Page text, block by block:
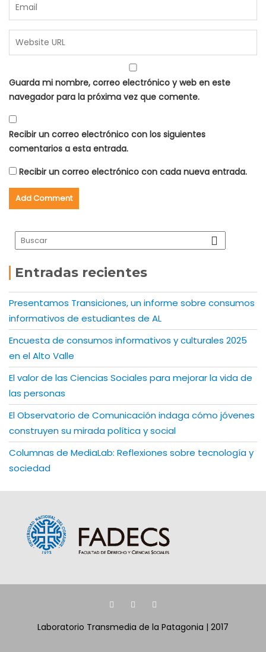
Guarda mi nombre, correo electrónico y web en este
navegador para la próxima vez que comente.
Recibir un correo electrónico con los siguientes
comentarios a esta entrada.
Recibir un correo electrónico con cada nueva entrada.
Entradas recientes
Presentamos Transiciones, un informe sobre consumos
informativos de estudiantes de AL
Encuesta de consumos informativos y culturales 2025
en el Alto Valle
El valor de las Ciencias Sociales para mejorar la vida de
las personas
El Observatorio de Comunicación indaga cómo jóvenes
construyen su mirada política y social
Columnas de MediaLab: Reflexiones sobre tecnología y
sociedad
Laboratorio Transmedia de la Patagonia | 2017